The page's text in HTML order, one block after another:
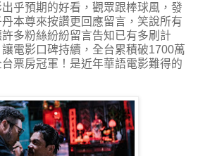
乎預期的好看，觀眾跟棒球風，發
本尊來按讚更回應留言，笑說所有
多粉絲紛紛留言告知已有多刷計
電影口碑持續，全台累積破1700萬
票房冠軍！是近年華語電影難得的